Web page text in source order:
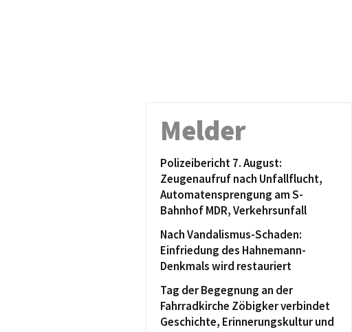
Melder
Polizeibericht 7. August:
Zeugenaufruf nach Unfallflucht,
Automatensprengung am S-
Bahnhof MDR, Verkehrsunfall
Nach Vandalismus-Schaden:
Einfriedung des Hahnemann-
Denkmals wird restauriert
Tag der Begegnung an der
Fahrradkirche Zöbigker verbindet
Geschichte, Erinnerungskultur und